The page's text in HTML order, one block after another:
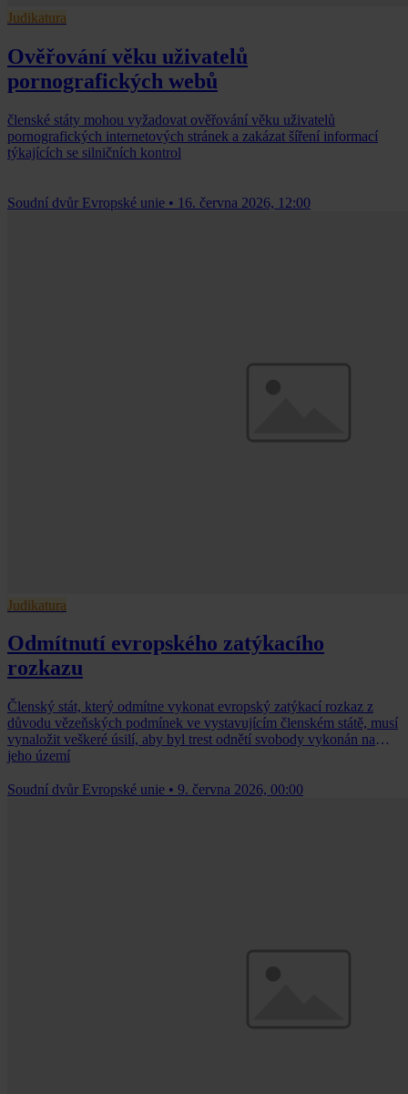
Judikatura
Ověřování věku uživatelů
pornografických webů
členské státy mohou vyžadovat ověřování věku uživatelů
pornografických internetových stránek a zakázat šíření informací
týkajících se silničních kontrol
Soudní dvůr Evropské unie • 16. června 2026, 12:00
Judikatura
Odmítnutí evropského zatýkacího
rozkazu
Členský stát, který odmítne vykonat evropský zatýkací rozkaz z
důvodu vězeňských podmínek ve vystavujícím členském státě, musí
vynaložit veškeré úsilí, aby byl trest odnětí svobody vykonán na
jeho území
Soudní dvůr Evropské unie • 9. června 2026, 00:00